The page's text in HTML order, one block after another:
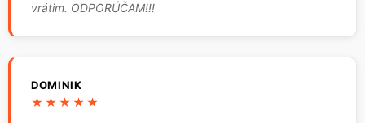
vrátim. ODPORÚČAM!!!
DOMINIK
★★★★★